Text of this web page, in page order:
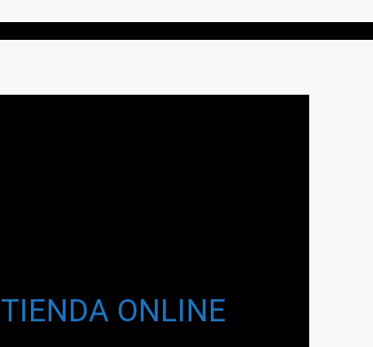
TIENDA ONLINE